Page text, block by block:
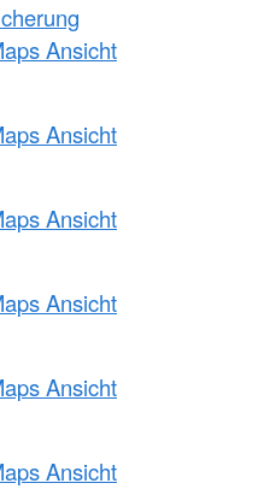
Ansicht
Ansicht
Ansicht
Ansicht
Ansicht
Ansicht